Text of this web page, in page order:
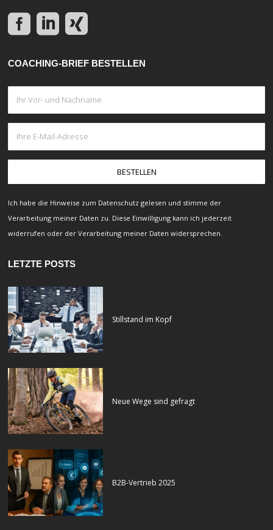
COACHING-BRIEF BESTELLEN
Ich habe die Hinweise zum Datenschutz gelesen und stimme der
Verarbeitung meiner Daten zu. Diese Einwilligung kann ich jederzeit
widerrufen oder der Verarbeitung meiner Datenwidersprechen.
LETZTE POSTS
Stillstand im Kopf
Neue Wege sind gefragt
B2B-Vertrieb 2025